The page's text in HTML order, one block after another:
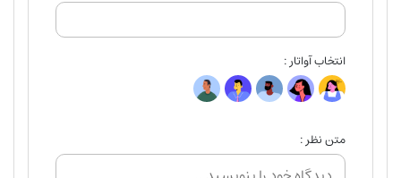
انتخاب آواتار :
متن نظر :